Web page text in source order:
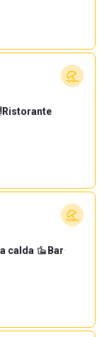
Ristorante
calda· Bar·